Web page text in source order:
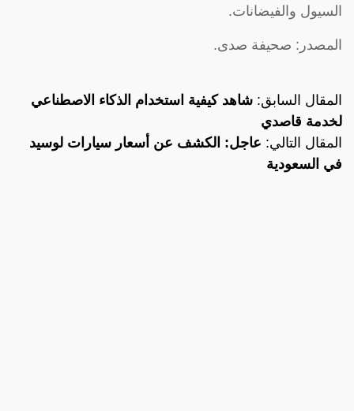
السيول والفيضانات.
المصدر: صحيفة صدى.
المقال السابق: شاهد كيفية استخدام الذكاء الاصطناعي
لخدمة قاصدي
المقال التالي: عاجل: الكشف عن أسعار سيارات لوسيد
في السعودية